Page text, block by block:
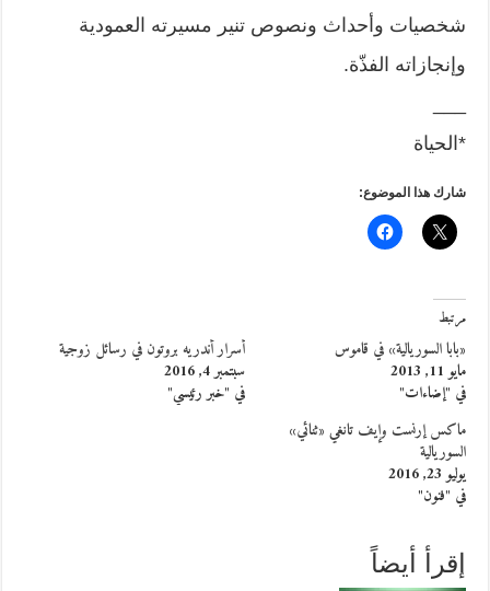
شخصيات وأحداث ونصوص تنير مسيرته العمودية
وإنجازاته الفذّة.
*الحياة
شارك هذا الموضوع:
مرتبط
«بابا السوريالية» في قاموس
مايو 11, 2013
في "إضاءات"
أسرار أندريه بروتون في رسائل زوجية
سبتمبر 4, 2016
في "خبر رئيسي"
ماكس إرنست وإيف تانغي «ثنائي»
السوريالية
يوليو 23, 2016
في "فنون"
إقرأ أيضاً